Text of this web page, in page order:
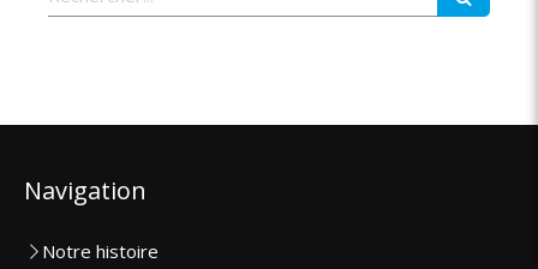
Navigation
Notre histoire